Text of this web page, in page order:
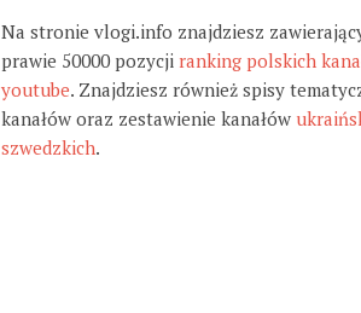
Na stronie vlogi.info znajdziesz
prawie 50000 pozycji ranking polskich
youtube. Znajdziesz również spisy
kanałów oraz zestawienie kanałów
szwedzkich.